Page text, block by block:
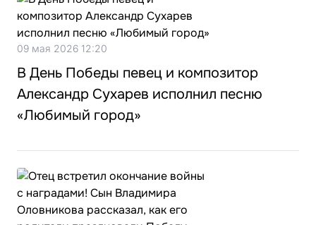
09 мая 2026 12:20
В День Победы певец и композитор
Александр Сухарев исполнил песню
«Любимый город»